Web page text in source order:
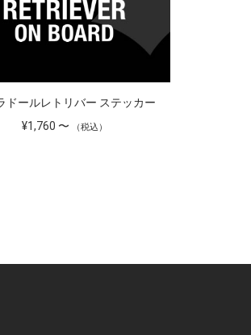
ドールレトリバー ステッカー
¥1,760 〜